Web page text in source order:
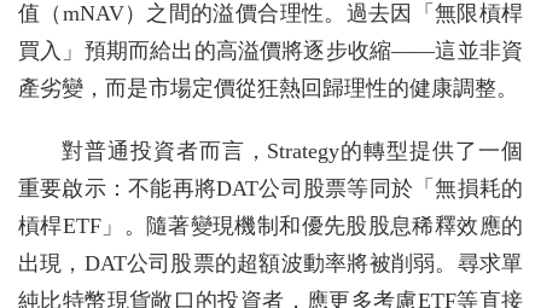
值（mNAV）之間的溢價合理性。過去因「無限槓桿
買入」預期而給出的高溢價將逐步收縮——這並非資
產劣變，而是市場定價從狂熱回歸理性的健康調整。
對普通投資者而言，Strategy的轉型提供了一個
重要啟示：不能再將DAT公司股票等同於「無損耗的
槓桿ETF」。隨著變現機制和優先股股息稀釋效應的
出現，DAT公司股票的超額波動率將被削弱。尋求單
純比特幣現貨敞口的投資者，應更多考慮ETF等直接